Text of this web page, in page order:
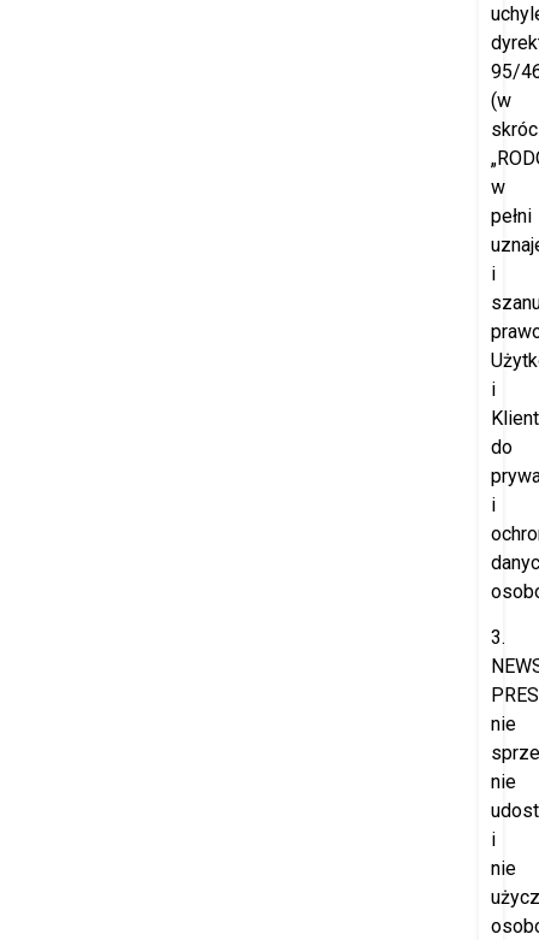
95/
(w
w
pełni
i
i
do
i
3.
nie
nie
i
nie